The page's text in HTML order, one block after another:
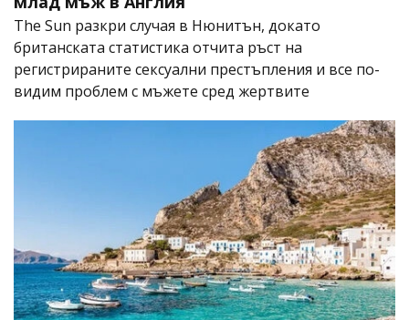
The Sun разкри случая в Нюнитън, докато
британската статистика отчита ръст на
регистрираните сексуални престъпления и все по-
видим проблем с мъжете сред жертвите